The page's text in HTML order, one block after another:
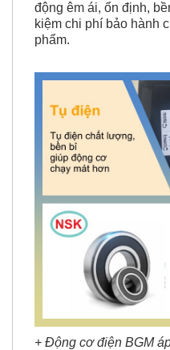
động êm ái, ổn định,
kiệm chi phí bảo hành
phẩm.
+ Động cơ điện BGM